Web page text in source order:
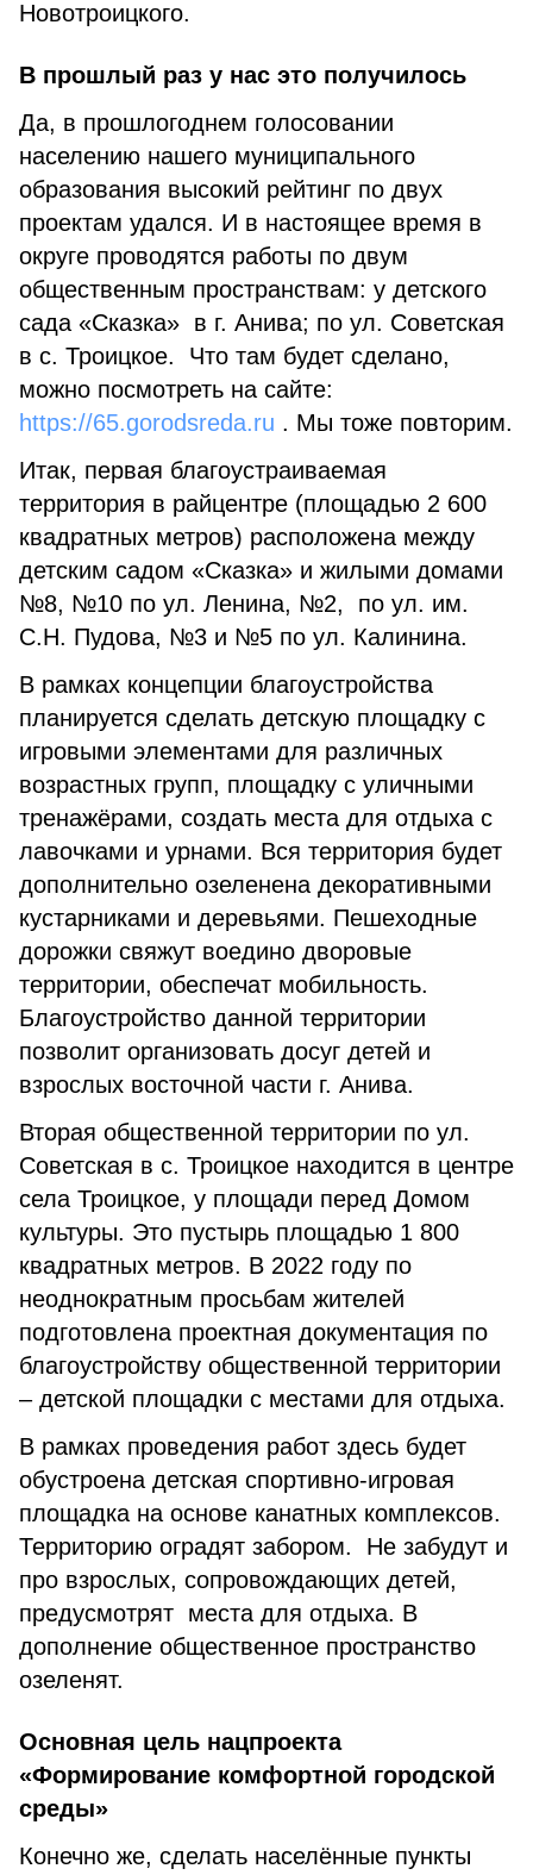
Новотроицкого.
В прошлый раз у нас это получилось
Да, в прошлогоднем голосовании
населению нашего муниципального
образования высокий рейтинг по двух
проектам удался. И в настоящее время в
округе проводятся работы по двум
общественным пространствам: у детского
сада «Сказка» в г. Анива; по ул. Советская
в с. Троицкое. Что там будет сделано,
можно посмотреть на сайте:
https://65.gorodsreda.ru . Мы тоже повторим.
Итак, первая благоустраиваемая
территория в райцентре (площадью 2 600
квадратных метров) расположена между
детским садом «Сказка» и жилыми домами
№8, №10 по ул. Ленина, №2, по ул. им.
С.Н. Пудова, №3 и №5 по ул. Калинина.
В рамках концепции благоустройства
планируется сделать детскую площадку с
игровыми элементами для различных
возрастных групп, площадку с уличными
тренажёрами, создать места для отдыха с
лавочками и урнами. Вся территория будет
дополнительно озеленена декоративными
кустарниками и деревьями. Пешеходные
дорожки свяжут воедино дворовые
территории, обеспечат мобильность.
Благоустройство данной территории
позволит организовать досуг детей и
взрослых восточной части г. Анива.
Вторая общественной территории по ул.
Советская в с. Троицкое находится в центре
села Троицкое, у площади перед Домом
культуры. Это пустырь площадью 1 800
квадратных метров. В 2022 году по
неоднократным просьбам жителей
подготовлена проектная документация по
благоустройству общественной территории
– детской площадки с местами для отдыха.
В рамках проведения работ здесь будет
обустроена детская спортивно-игровая
площадка на основе канатных комплексов.
Территорию оградят забором. Не забудут и
про взрослых, сопровождающих детей,
предусмотрят места для отдыха. В
дополнение общественное пространство
озеленят.
Основная цель нацпроекта
«Формирование комфортной городской
среды»
Конечно же, сделать населённые пункты